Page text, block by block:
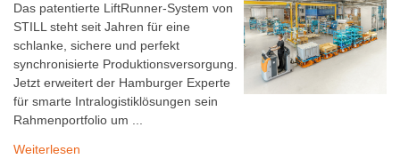
Das patentierte LiftRunner-System von
STILL steht seit Jahren für eine
schlanke, sichere und perfekt
synchronisierte Produktionsversorgung.
Jetzt erweitert der Hamburger Experte
für smarte Intralogistiklösungen sein
Rahmenportfolio um ...
Weiterlesen